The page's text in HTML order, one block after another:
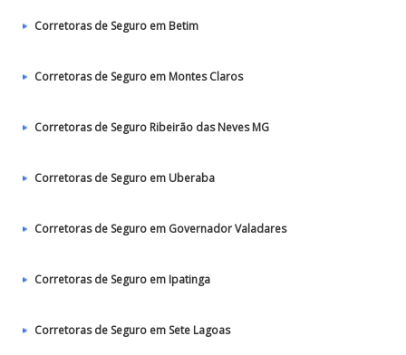
Corretoras de Seguro em Betim
Corretoras de Seguro em Montes Claros
Corretoras de Seguro Ribeirão das Neves MG
Corretoras de Seguro em Uberaba
Corretoras de Seguro em Governador Valadares
Corretoras de Seguro em Ipatinga
Corretoras de Seguro em Sete Lagoas